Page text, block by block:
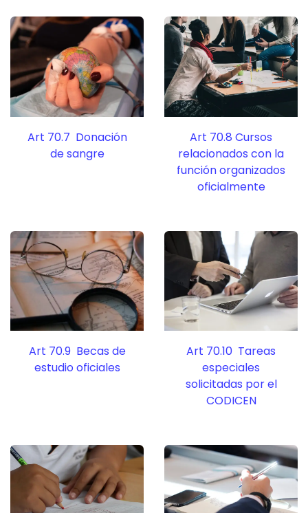
Art 70.7 Donación
de sangre
Art 70.8 Cursos
relacionados con la
función organizados
oficialmente
Art 70.9 Becas de
estudio oficiales
Art 70.10 Tareas
especiales
solicitadas por el
CODICEN